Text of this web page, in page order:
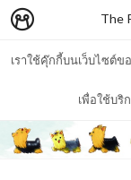
เราใช้คุ๊กกี้บนเว็บไซต์
เพื่อใช้บริ